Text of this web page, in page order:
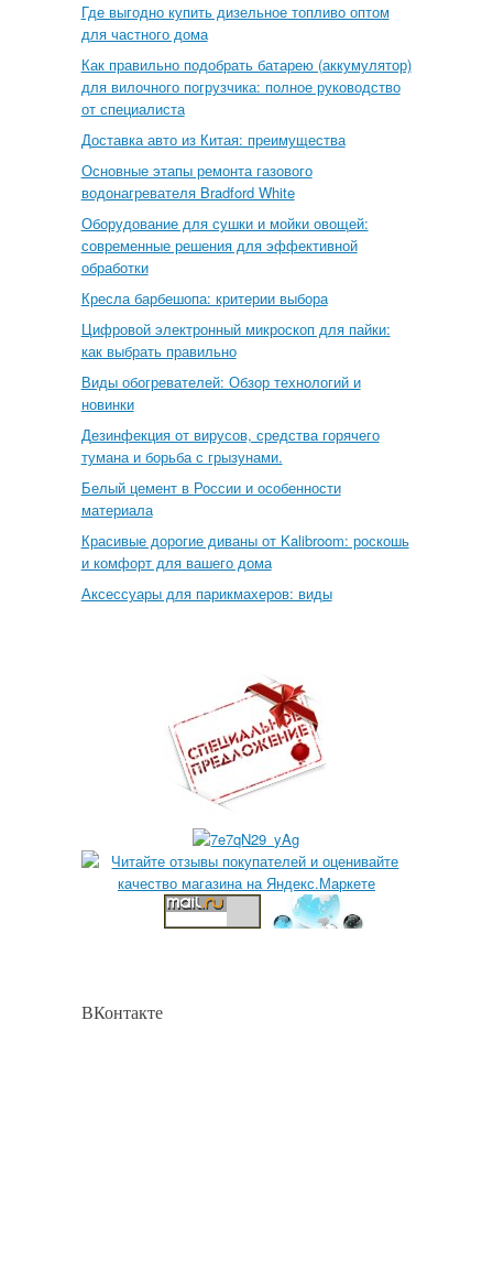
Где выгодно купить дизельное топливо оптом
для частного дома
Как правильно подобрать батарею (аккумулятор)
для вилочного погрузчика: полное руководство
от специалиста
Доставка авто из Китая: преимущества
Основные этапы ремонта газового
водонагревателя Bradford White
Оборудование для сушки и мойки овощей:
современные решения для эффективной
обработки
Кресла барбешопа: критерии выбора
Цифровой электронный микроскоп для пайки:
как выбрать правильно
Виды обогревателей: Обзор технологий и
новинки
Дезинфекция от вирусов, средства горячего
тумана и борьба с грызунами.
Белый цемент в России и особенности
материала
Красивые дорогие диваны от Kalibroom: роскошь
и комфорт для вашего дома
Аксессуары для парикмахеров: виды
ВКонтакте